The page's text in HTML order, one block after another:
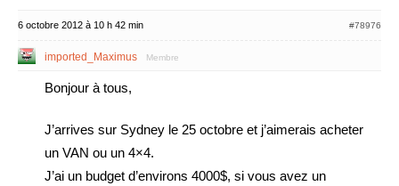
6 octobre 2012 à 10 h 42 min #78976
imported_Maximus Membre
Bonjour à tous,
J’arrives sur Sydney le 25 octobre et j’aimerais acheter
un VAN ou un 4×4.
J’ai un budget d’environs 4000$, si vous avez un